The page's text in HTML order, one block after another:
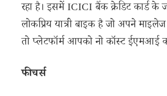
रहा है। इसमें ICICI बैंक क्रेडिट कार्ड के
लोकप्रिय यात्री बाइक है जो अपने
तो प्लेटफॉर्म आपको नो कॉस्ट ईएमआई
फीचर्स